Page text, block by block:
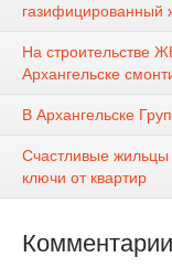
газифицированный
На строительстве
Архангельске
В Архангельске
Счастливые
ключи от квартир